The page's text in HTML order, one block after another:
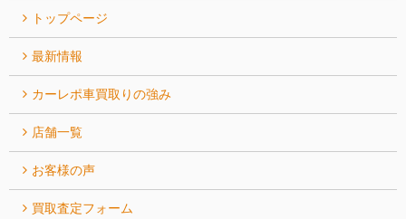
トップページ
最新情報
カーレポ⾞買取りの強み
店舗一覧
お客様の声
買取査定フォーム